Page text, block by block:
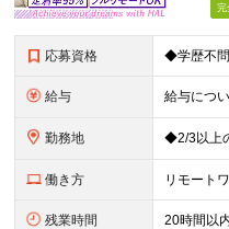
完
応募資格
給与
勤務地
働き方 リモート
残業時間 20時間以